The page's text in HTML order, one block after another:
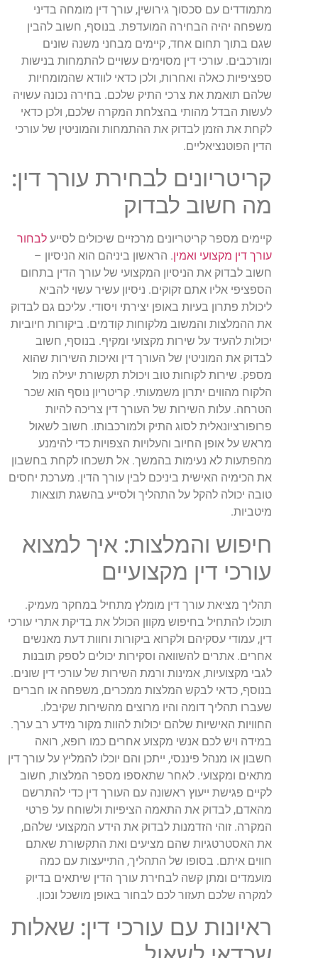
מתמודדים עם סכסוך גירושין, עורך דין מומחה בדיני
משפחה יהיה הבחירה המועדפת. בנוסף, חשוב להבין
שגם בתוך תחום אחד, קיימים מבחני משנה שונים
ומורכבים. עורכי דין מסוימים עשויים להתמחות בנישות
ספציפיות כאלה ואחרות, ולכן כדאי לוודא שהמומחיות
שלהם תואמת את צרכי התיק שלכם. בחירה נכונה עשויה
לעשות הבדל מהותי בהצלחת המקרה שלכם, ולכן כדאי
לקחת את הזמן לבדוק את ההתמחות והמוניטין של עורכי
הדין הפוטנציאליים.
קריטריונים לבחירת עורך דין:
מה חשוב לבדוק
קיימים מספר קריטריונים מרכזיים שיכולים לסייע לבחור
עורך דין מקצועי ואמין. הראשון ביניהם הוא הניסיון –
חשוב לבדוק את הניסיון המקצועי של עורך הדין בתחום
הספציפי אליו אתם זקוקים. ניסיון עשיר עשוי להביא
ליכולת פתרון בעיות באופן יצירתי ויסודי. עליכם גם לבדוק
את ההמלצות והמשוב מלקוחות קודמים. ביקורות חיוביות
יכולות להעיד על שירות מקצועי ומקיף. בנוסף, חשוב
לבדוק את המוניטין של העורך דין ואיכות השירות שהוא
מספק. שירות לקוחות טוב ויכולת תקשורת יעילה מול
הלקוח מהווים יתרון משמעותי. קריטריון נוסף הוא שכר
הטרחה. עלות השירות של העורך דין צריכה להיות
פרופורציונאלית לסוג התיק ולמורכבותו. חשוב לשאול
מראש על אופן החיוב והעלויות הצפויות כדי להימנע
מהפתעות לא נעימות בהמשך. אל תשכחו לקחת בחשבון
את הכימיה האישית ביניכם לבין עורך הדין. מערכת יחסים
טובה יכולה להקל על התהליך ולסייע בהשגת תוצאות
מיטביות.
חיפוש והמלצות: איך למצוא
עורכי דין מקצועיים
תהליך מציאת עורך דין מומלץ מתחיל במחקר מעמיק.
תוכלו להתחיל בחיפוש מקוון הכולל את בדיקת אתרי עורכי
דין, עמודי עסקיהם ולקרוא ביקורות וחוות דעת מאנשים
אחרים. אתרים להשוואה וסקירות יכולים לספק תובנות
לגבי מקצועיות, אמינות ורמת השירות של עורכי דין שונים.
בנוסף, כדאי לבקש המלצות ממכרים, משפחה או חברים
שעברו תהליך דומה והיו מרוצים מהשירות שקיבלו.
החוויות האישיות שלהם יכולות להוות מקור מידע רב ערך.
במידה ויש לכם אנשי מקצוע אחרים כמו רופא, רואה
חשבון או מנהל פיננסי, ייתכן והם יוכלו להמליץ על עורך דין
מתאים ומקצועי. לאחר שתאספו מספר המלצות, חשוב
לקיים פגישת ייעוץ ראשונה עם העורך דין כדי להתרשם
מהאדם, לבדוק את התאמה הציפיות ולשוחח על פרטי
המקרה. זוהי הזדמנות לבדוק את הידע המקצועי שלהם,
את האסטרטגיות שהם מציעים ואת התקשורת שאתם
חווים איתם. בסופו של התהליך, התייעצות עם כמה
מועמדים ומתן קשה לבחירת עורך הדין שיתאים בדיוק
למקרה שלכם תעזור לכם לבחור באופן מושכל ונכון.
ראיונות עם עורכי דין: שאלות